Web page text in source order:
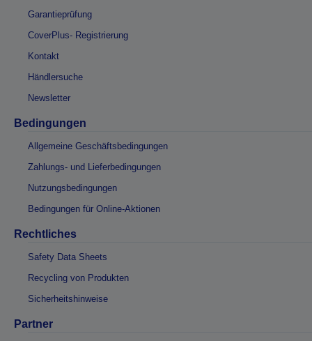
Garantieprüfung
CoverPlus- Registrierung
Kontakt
Händlersuche
Newsletter
Bedingungen
Allgemeine Geschäftsbedingungen
Zahlungs- und Lieferbedingungen
Nutzungsbedingungen
Bedingungen für Online-Aktionen
Rechtliches
Safety Data Sheets
Recycling von Produkten
Sicherheitshinweise
Partner